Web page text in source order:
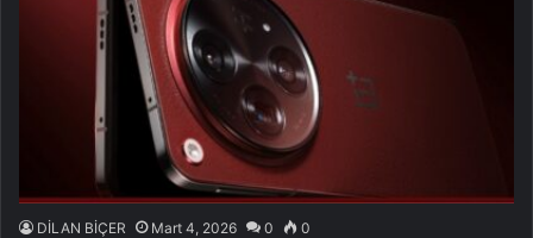
DİLAN BİÇER Mart 4, 2026 0 0